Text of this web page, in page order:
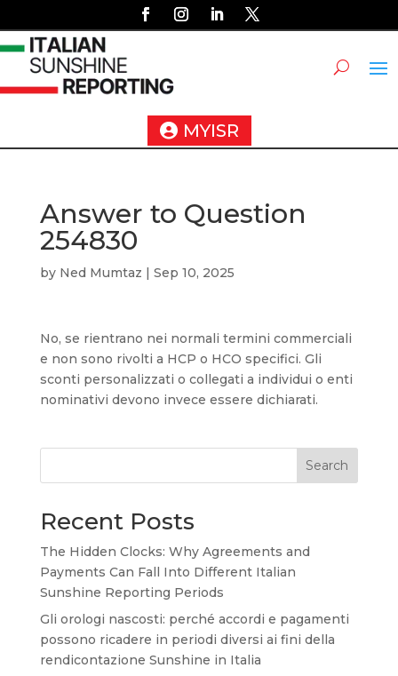
MYISR
Answer to Question
254830
by Ned Mumtaz | Sep 10, 2025
No, se rientrano nei normali termini commerciali
e non sono rivolti a HCP o HCO specifici. Gli
sconti personalizzati o collegati a individui o enti
nominativi devono invece essere dichiarati.
Search
Recent Posts
The Hidden Clocks: Why Agreements and
Payments Can Fall Into Different Italian
Sunshine Reporting Periods
Gli orologi nascosti: perché accordi e pagamenti
possono ricadere in periodi diversi ai fini della
rendicontazione Sunshine in Italia